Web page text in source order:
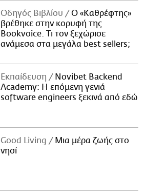
Οδηγός Βιβλίου
Ο «Καθρέφτης»
βρέθηκε στην κορυφή της
Bookvoice. Τι τον ξεχώρισε
ανάμεσα στα μεγάλα best sellers;
Εκπαίδευση
Novibet Backend
Academy: Η επόμενη γενιά
software engineers ξεκινά από εδώ
Good Living
Μια μέρα ζωής στο
νησί